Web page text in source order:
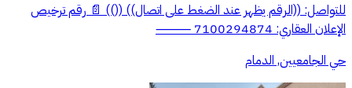
للتواصل: ((الرقم يظهر عند الضغط على اتصال)) (()) 📄 رقم ترخيص
الإعلان العقاري: 7100294874 ⸻
حي الجامعيين, الدمام